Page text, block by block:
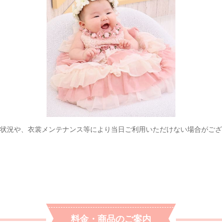
況や、衣裳メンテナンス等により当日ご利用いただけない場合がご
料金・商品のご案内